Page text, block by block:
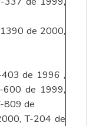
de 2000,
de 1996 ,
de 1999,
809 de
T-204 de